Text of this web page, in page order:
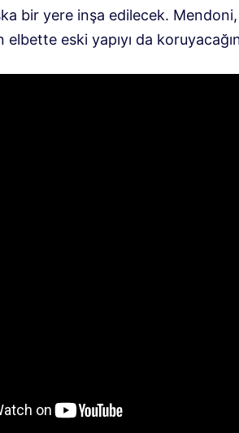
bir yere inşa edilecek. Mendoni,
elbette eski yapıyı da